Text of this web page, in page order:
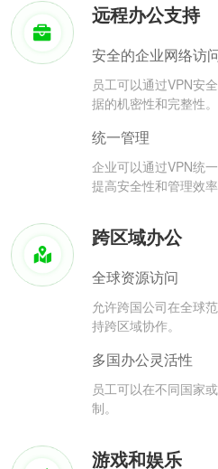
远程办公支持
安全的企业网络访
员工可以通过VPN安
据的机密性和完整性。
统一管理
企业可以通过VPN统
提高安全性和管理效率
跨区域办公
全球资源访问
允许跨国公司在全球
持跨区域协作。
多国办公灵活性
员工可以在不同国家
制。
游戏和娱乐